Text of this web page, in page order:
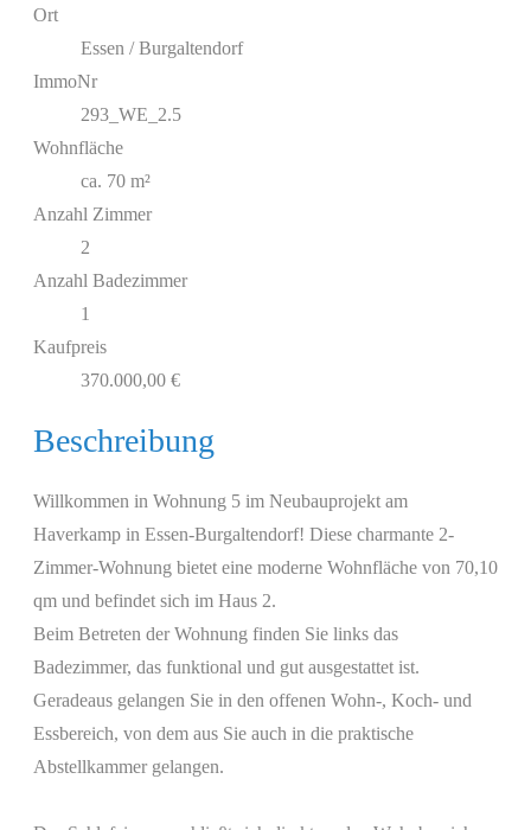
Ort
Essen / Burgaltendorf
ImmoNr
293_WE_2.5
Wohnfläche
ca. 70 m²
Anzahl Zimmer
2
Anzahl Badezimmer
1
Kaufpreis
370.000,00 €
Beschreibung
Willkommen in Wohnung 5 im Neubauprojekt am
Haverkamp in Essen-Burgaltendorf! Diese charmante 2-
Zimmer-Wohnung bietet eine moderne Wohnfläche von 70,10
qm und befindet sich im Haus 2.
Beim Betreten der Wohnung finden Sie links das
Badezimmer, das funktional und gut ausgestattet ist.
Geradeaus gelangen Sie in den offenen Wohn-, Koch- und
Essbereich, von dem aus Sie auch in die praktische
Abstellkammer gelangen.